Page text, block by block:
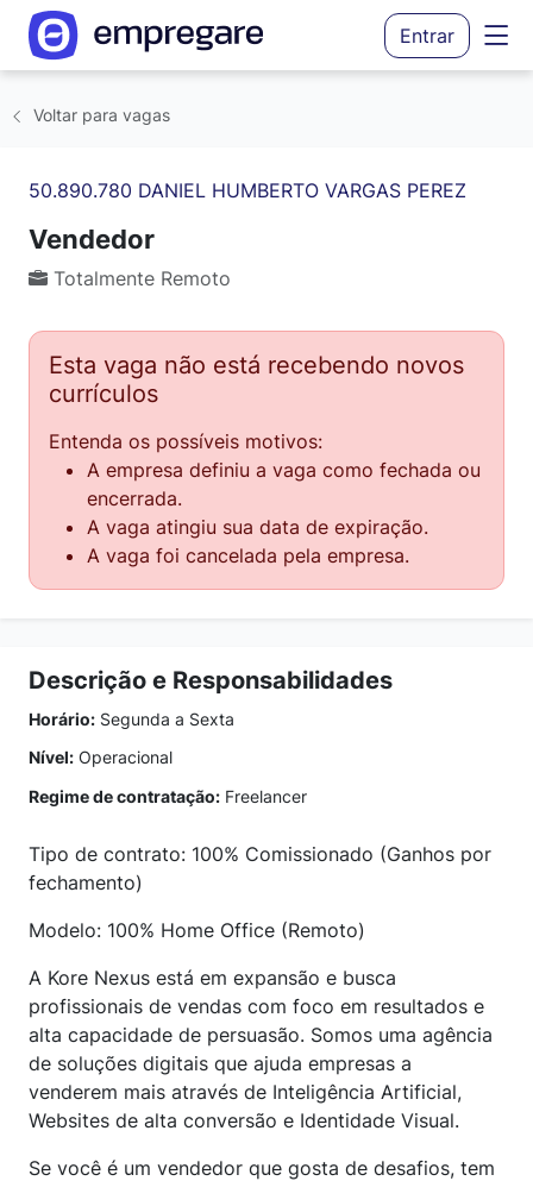
Entrar
Voltar para vagas
50.890.780 DANIEL HUMBERTO VARGAS PEREZ
Vendedor
Totalmente Remoto
Esta vaga não está recebendo novos
currículos
Entenda os possíveis motivos:
A empresa definiu a vaga como fechada ou
encerrada.
A vaga atingiu sua data de expiração.
A vaga foi cancelada pela empresa.
Descrição e Responsabilidades
Horário: Segunda a Sexta
Nível: Operacional
Regime de contratação: Freelancer
Tipo de contrato: 100% Comissionado (Ganhos por
fechamento)
Modelo: 100% Home Office (Remoto)
A Kore Nexus está em expansão e busca
profissionais de vendas com foco em resultados e
alta capacidade de persuasão. Somos uma agência
de soluções digitais que ajuda empresas a
venderem mais através de Inteligência Artificial,
Websites de alta conversão e Identidade Visual.
Se você é um vendedor que gosta de desafios, tem